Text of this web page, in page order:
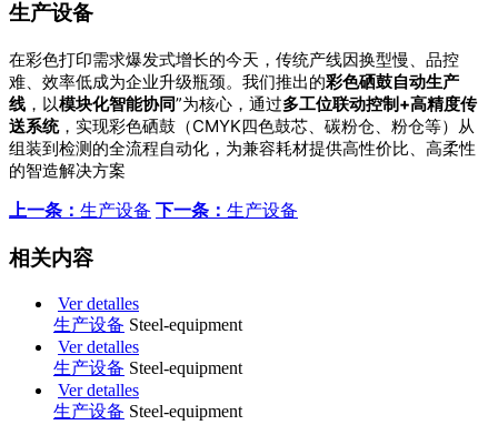
生产设备
在彩色打印需求爆发式增长的今天，传统产线因换型慢、品控
难、效率低成为企业升级瓶颈。我们推出的彩色硒鼓自动生产
线 ，以模块化智能协同”为核心，通过多工位联动控制+高精度传
送系统，实现彩色硒鼓（CMYK四色鼓芯、碳粉仓、粉仓等）从
组装到检测的全流程自动化，为兼容耗材提供高性价比、高柔性
的智造解决方案
上一条： 生产设备 下一条： 生产设备
相关内容
Ver detalles
生产设备 Steel-equipment
Ver detalles
生产设备 Steel-equipment
Ver detalles
生产设备 Steel-equipment